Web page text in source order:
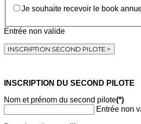
Je souhaite recevoir le book
Entrée non valide
INSCRIPTION SECOND PILOTE >
INSCRIPTION DU SECOND PILOTE
Nom et prénom du second pilote(*)
Entrée non